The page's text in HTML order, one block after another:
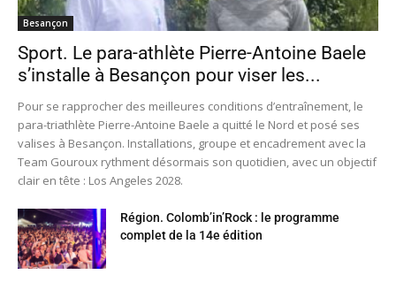
Besançon
Sport. Le para-athlète Pierre-Antoine Baele
s’installe à Besançon pour viser les...
Pour se rapprocher des meilleures conditions d’entraînement, le
para-triathlète Pierre-Antoine Baele a quitté le Nord et posé ses
valises à Besançon. Installations, groupe et encadrement avec la
Team Gouroux rythment désormais son quotidien, avec un objectif
clair en tête : Los Angeles 2028.
Région. Colomb’in’Rock : le programme
complet de la 14e édition